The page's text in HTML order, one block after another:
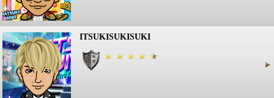
ITSUKISUKISUKI